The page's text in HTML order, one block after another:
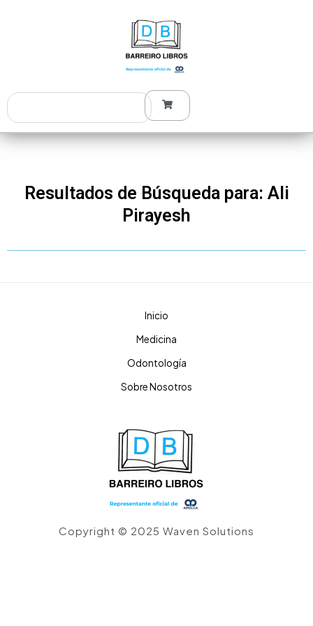
Search
Resultados de Búsqueda para: Ali
Pirayesh
Inicio
Medicina
Odontología
Sobre Nosotros
Copyright © 2025 Waven Solutions